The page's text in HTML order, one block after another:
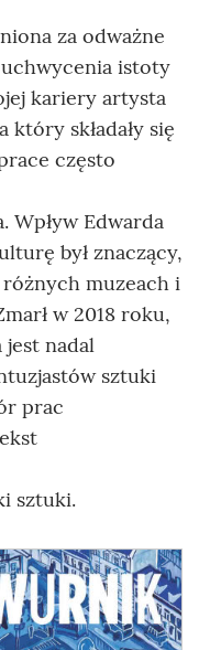
za odważne
istoty
kariery artysta
który składały się
często
Wpływ Edwarda
był znaczący,
muzeach i
w 2018 roku,
jest nadal
sztuki
prac
sztuki.